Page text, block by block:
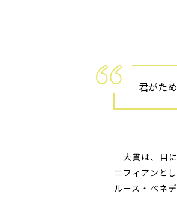
君がた
大貫は、目
ニフィアンと
ルース・ベネ